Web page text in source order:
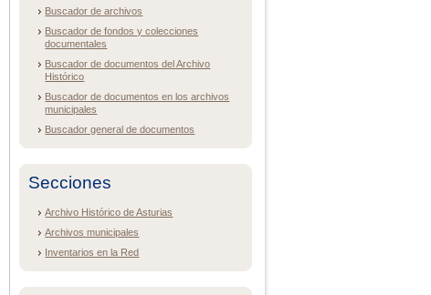
Buscador de archivos
Buscador de fondos y colecciones
documentales
Buscador de documentos del Archivo
Histórico
Buscador de documentos en los archivos
municipales
Buscador general de documentos
Secciones
Archivo Histórico de Asturias
Archivos municipales
Inventarios en la Red